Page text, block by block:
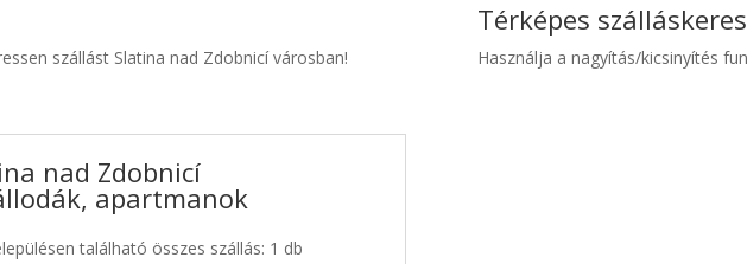
szállást Slatina nad Zdobnicí városban!
nad Zdobnicí
apartmanok
található összes szállás: 1 db
Térképes
Használja a nagyítás/kicsinyítés